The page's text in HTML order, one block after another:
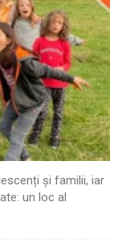
și familii, iar
un loc al